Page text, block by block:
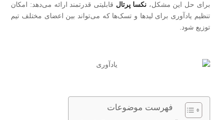
برای حل این مشکل، نکسا پرتال قابلیتی قدرتمند ارائه می‌دهد: امکان
تنظیم یادآوری برای لیدها و تسک‌ها که می‌تواند بین اعضای مختلف تیم
توزیع شود.
فهرست موضوعات